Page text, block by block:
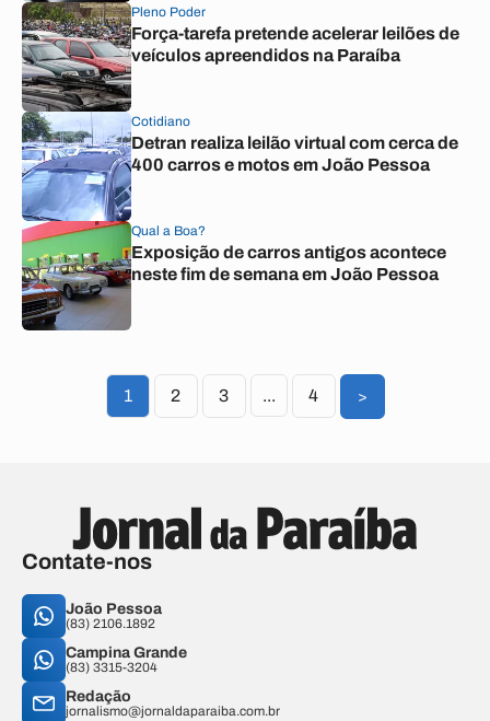
Pleno Poder
Força-tarefa pretende acelerar leilões de
veículos apreendidos na Paraíba
Cotidiano
Detran realiza leilão virtual com cerca de
400 carros e motos em João Pessoa
Qual a Boa?
Exposição de carros antigos acontece
neste fim de semana em João Pessoa
1 2 3 ... 4 >
Contate-nos
João Pessoa
(83) 2106.1892
Campina Grande
(83) 3315-3204
Redação
jornalismo@jornaldaparaiba.com.br